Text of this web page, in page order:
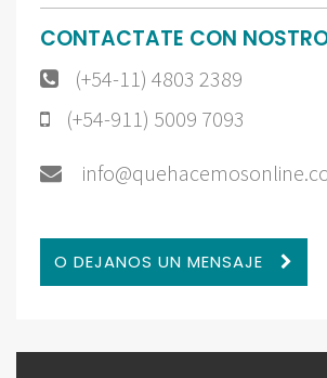
CONTACTATE CON
(+54-11) 4803 2389
(+54-911) 5009 7093
O DEJANOS UN MENSAJE